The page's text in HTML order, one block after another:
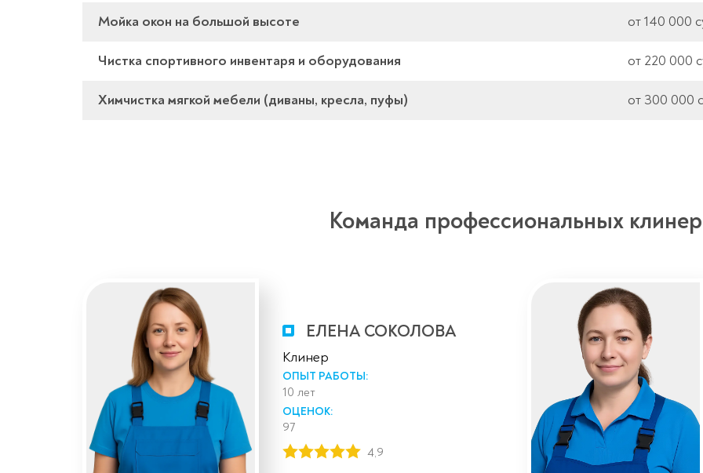
Мойка окон на большой высоте от 140 000
Чистка спортивного инвентаря и оборудования от 220 000
Химчистка мягкой мебели (диваны, кресла, пуфы) от 300 000
Команда профессиональных
ЕЛЕНА СОКОЛОВА
Клинер
ОПЫТ РАБОТЫ:
10 лет
ОЦЕНОК:
97
4,9